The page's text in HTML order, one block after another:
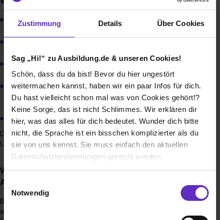
Zustimmung Details Über Cookies
Sag „Hi!“ zu Ausbildung.de & unseren Cookies!
Schön, dass du da bist! Bevor du hier ungestört
weitermachen kannst, haben wir ein paar Infos für dich.
Du hast vielleicht schon mal was von Cookies gehört!?
Keine Sorge, das ist nicht Schlimmes. Wir erklären dir
hier, was das alles für dich bedeutet. Wunder dich bitte
nicht, die Sprache ist ein bisschen komplizierter als du
sie von uns kennst. Sie muss einfach den aktuellen
Datenschutzbestimmungen gerecht werden.
Einwilligungsauswahl
Notwendig
Automobilkaufmann (m/w/d)
Fachkraft für Lagerlogistik (m/w/d)
Kfz-Mechatroniker Fachrichtung Pkw-
Technik/Nutzfahrzeugtechnik (m/w/d)
Karosserie- und Fahrzeugbauchmechaniker (m/w/d)
Das Angebot der Ausbildungsberufe variiert je nach
Unternehmen.
Wie sieht der Bewerbungsprozess für eine
Ausbildungsstelle bei Ihnen aus?
Bitte bewerbe dich online über unsere Homepage
www.sug.de/ausbildung. Bitte fülle unser Online-